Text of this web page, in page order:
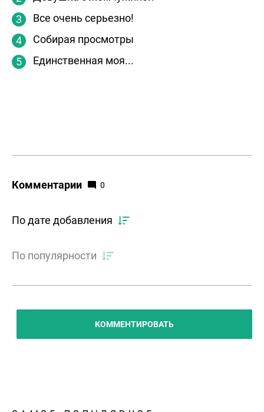
Все очень серьезно!
Собирая просмотры
Единственная моя...
Комментарии 0
По дате добавления
По популярности
КОММЕНТИРОВАТЬ